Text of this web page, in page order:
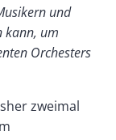
und
kann, um
Orchesters
zweimal